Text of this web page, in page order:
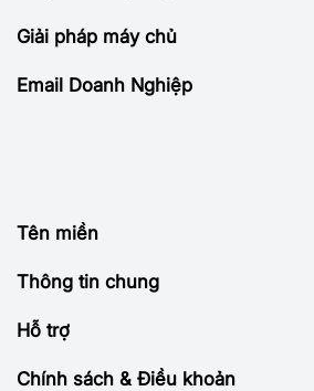
Giải pháp máy chủ
Email Doanh Nghiệp
Tên miền
Thông tin chung
Hỗ trợ
Chính sách & Điều khoản